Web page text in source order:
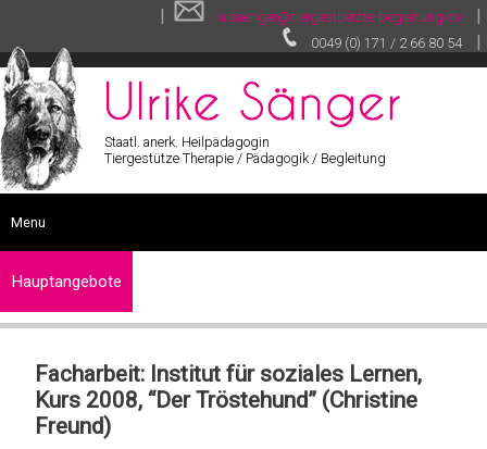
| u.saenger@tiergestuetzte-begleitung.de |
0049 (0) 171 / 2 66 80 54 |
Staatl. anerk. Heilpädagogin
Tiergestütze Therapie / Pädagogik / Begleitung
Menu
VITA
VIDEOS
Hauptangebote
Tiergestützte
Tiergestützte
Facharbeit: Institut für soziales Lernen,
Kurs 2008, “Der Tröstehund” (Christine
Freund)